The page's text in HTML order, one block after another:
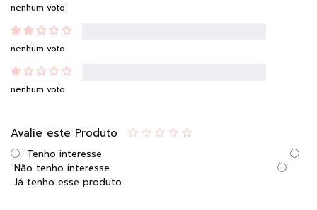
nenhum voto
nenhum voto
nenhum voto
Avalie este Produto
Tenho interesse
Não tenho interesse
Já tenho esse produto